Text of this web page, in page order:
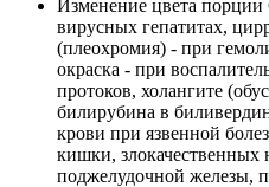
Изменение цвета порции
вирусных гепатитах,
(плеохромия) - при
окраска - при
протоков, холангите
билирубина в
крови при язвенной
кишки, злокачественных
поджелудочной железы,